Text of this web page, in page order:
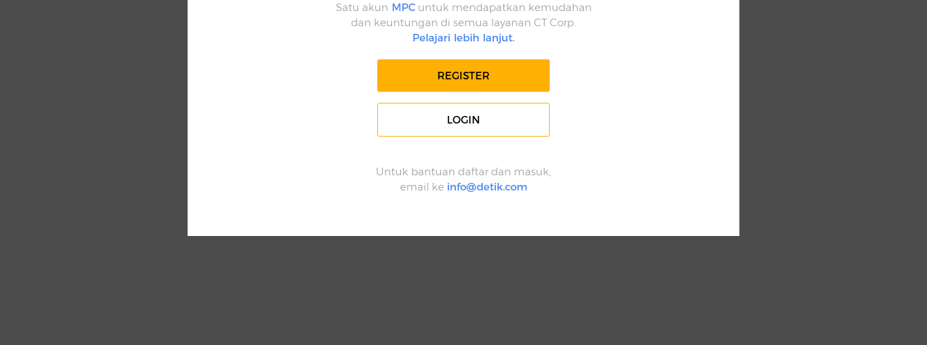
Satu akun MPCuntuk mendapatkan kemudahan
dan keuntungan di semua layanan CT Corp.
Pelajari lebih lanjut.
REGISTER
LOGIN
Untuk bantuan daftar dan masuk,
email ke info@detik.com